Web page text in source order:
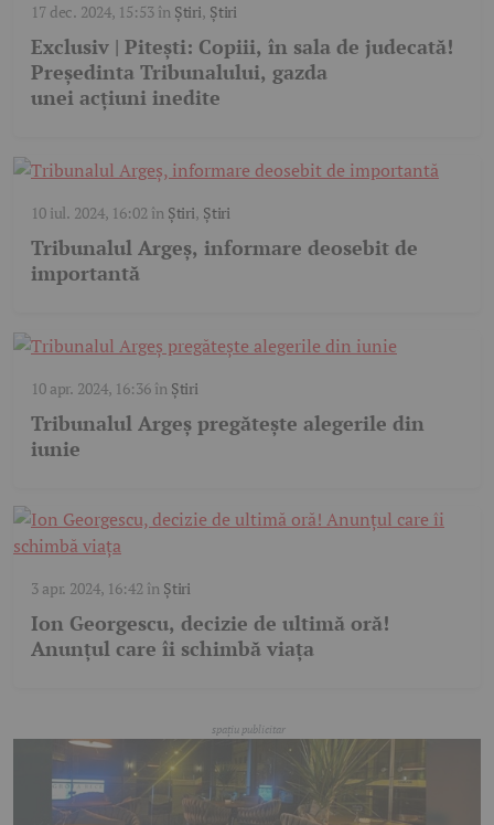
17 dec. 2024, 15:53în Știri, Știri
Exclusiv | Pitești: Copiii, în sala de judecată!
Președinta Tribunalului, gazda
unei acțiuni inedite
10 iul. 2024, 16:02 în Știri, Știri
Tribunalul Argeș, informare deosebit de
importantă
10 apr. 2024, 16:36în Știri
Tribunalul Argeș pregătește alegerile din
iunie
3 apr. 2024, 16:42 în Știri
Ion Georgescu, decizie de ultimă oră!
Anunțul care îi schimbă viața